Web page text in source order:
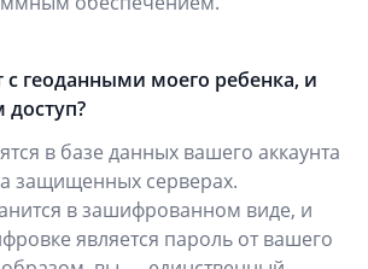
с геоданными моего ребенка, и
доступ?
в базе данных вашего аккаунта
защищенных серверах.
в зашифрованном виде, и
является пароль от вашего